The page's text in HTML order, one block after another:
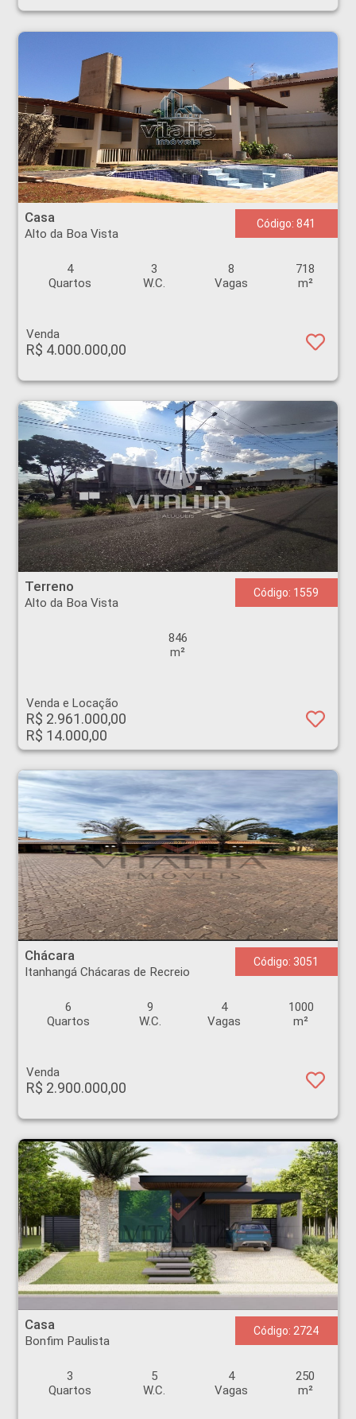
Casa - Alto da Boa Vista - Ribeirão Preto
Casa
Alto da Boa Vista
Código: 841
4
Quartos
3
W.C.
8
Vagas
718
m²
Venda
R$ 4.000.000,00
Terreno - Alto da Boa Vista - Ribeirão Preto
Terreno
Alto da Boa Vista
Código: 1559
846
m²
Venda e Locação
R$ 2.961.000,00
R$ 14.000,00
Chácara - Itanhangá Chácaras de Recreio - Ribeirão Preto
Chácara
Itanhangá Chácaras de Recreio
Código: 3051
6
Quartos
9
W.C.
4
Vagas
1000
m²
Venda
R$ 2.900.000,00
Casa
Bonfim Paulista
Código: 2724
3
Quartos
5
W.C.
4
Vagas
250
m²